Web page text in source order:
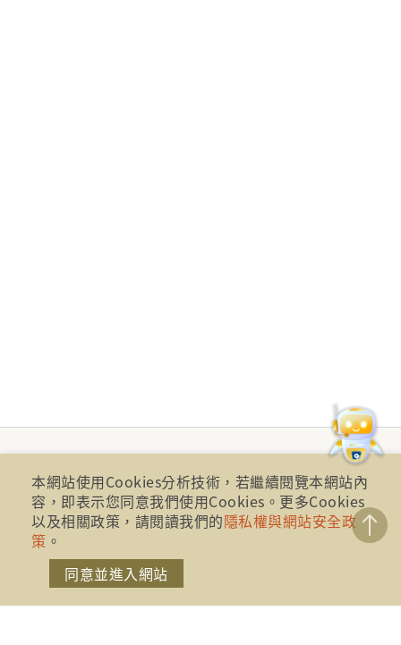
財團法人金融消費評議中心 著作權所有
本網站使用Cookies分析技術，若繼續閱覽本網站內
容，即表示您同意我們使用Cookies。更多Cookies
以及相關政策，請閱讀我們的隱私權與網站安全政
策 。
同意並進入網站